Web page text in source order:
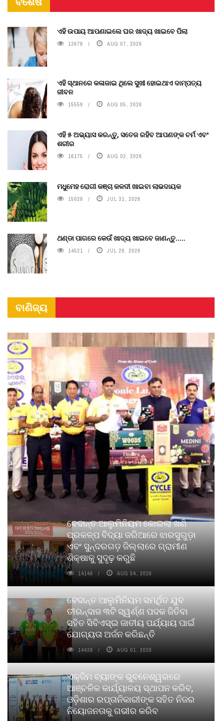
ଏହି ଉପାୟ ଆପଣାଇଲେ ଘର ଖାଦ୍ୟ ଖାଇବେ ପିଲା
13678 AUG 07, 2026
ଏହି ସ୍ଥାନରେ କଳାଜାଇ ଥିଲେ ସୁଖୀ ହୋଇଥାଏ ଦାମ୍ପତ୍ୟ
ଜୀବନ
15559 AUG 05, 2026
ଏହି ୫ ଅଭ୍ୟାସ କରନ୍ତୁ, ସତେଜ ରହିବ ଆପଣଙ୍କ ଚର୍ମ ଏବଂ
ଶରୀର
16175 AUG 02, 2026
ମଧୁମେହ ରୋଗୀ କଞ୍ଚା କଳଦୀ ଖାଇବା ଲାଭଦାୟକ
15029 JUL 31, 2026
ଥଣ୍ଡା ପାଗରେ କେଉଁ ଖାଦ୍ୟ ଖାଇବେ ଜାଣନ୍ତୁ.....
14521 JUL 28, 2026
ବାଣିଜ୍ୟ
ବେଦାନ୍ତ ଆଲୁମିନିୟମ କୋଇଲା ଖଣି
ପ୍ରକଳ୍ପ ବିଦ୍ୟା ଜରିଆରେ ଝାରସୁଗୁଡ଼ା
ଏବଂ ସୁନ୍ଦରଗଡ଼ ଜିଲ୍ଲାରେ ଗ୍ରାମୀଣ
ଶିକ୍ଷାକୁ ସୁଦୃଢ଼ କରୁଛି
14146 AUG 04, 2026
ବେଦାନ୍ତ ଆଲୁମିନିୟମ ସମର୍ଥିତ ଯୁବ
ତୀରନ୍ଦାଜ ୩ଟି ସ୍ୱର୍ଣ୍ଣ ପଦକ ଜିତିବା
ସହିତ ସିବିଏସ୍ଇ ଜାତୀୟ ପର୍ଯ୍ୟାୟ ପାଇଁ
ଯୋଗ୍ୟତା ଅର୍ଜନ କରିଛନ୍ତି
14439 AUG 01, 2026
ଏକ୍ଜିମ ବ୍ୟାଙ୍କ ଭୁବନେଶ୍ୱରରେ
ଆଞ୍ଚଳିକ କାର୍ଯ୍ୟାଳୟ ସ୍ଥାପନ କରିବ,
ଓଡ଼ିଶାର ରପ୍ତାନିକାରୀଙ୍କ ସହିତ ନିଜର
ନିୟୋଜନତାକୁ ଗଭୀର କରିବ